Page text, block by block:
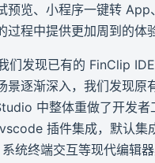
预览、小程序一键转
过程中提供更加周到的体
们发现已有的 FinClip
景逐渐深入，我们发现
中整体重做了开发者
插件集成，默认集
统终端交互等现代编辑器